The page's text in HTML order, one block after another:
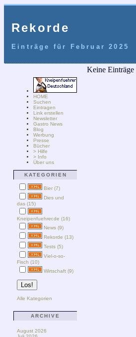
Rekorde
Einträge für Februar 2025
HOME
Suchen
Eintragen
Link erstellen
Newsletter
Gastro News
Blog
Werbung
Presse
Bücher
> Hilfe
> Info
Über uns
KATEGORIEN
Bier (7)
Dies und
das (15)
Kneipenfuehrer.de (16)
News (9)
Rekorde (13)
Tests (5)
Viel-o-so-
Fisch (10)
Wirtschaft (9)
Alle Kategorien
ARCHIVE
August 2026
Keine Einträge